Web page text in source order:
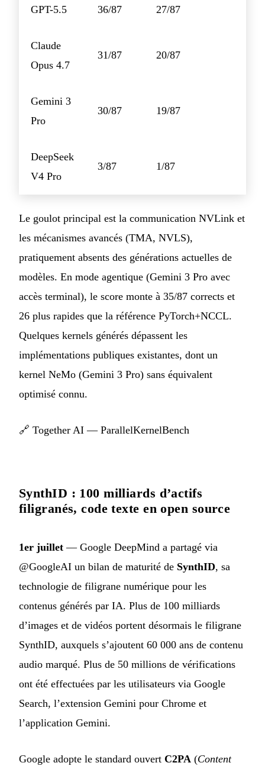
GPT-5.5 36/87 27/87
Claude
Opus 4.7
31/87 20/87
Gemini 3
Pro
30/87 19/87
DeepSeek
V4 Pro
3/87 1/87
Le goulot principal est la communication NVLink et
les mécanismes avancés (TMA, NVLS),
pratiquement absents des générations actuelles de
modèles. En mode agentique (Gemini 3 Pro avec
accès terminal), le score monte à 35/87 corrects et
26 plus rapides que la référence PyTorch+NCCL.
Quelques kernels générés dépassent les
implémentations publiques existantes, dont un
kernel NeMo (Gemini 3 Pro) sans équivalent
optimisé connu.
🔗 Together AI — ParallelKernelBench
SynthID : 100 milliards d’actifs
filigranés, code texte en open source
1er juillet — Google DeepMind a partagé via
@GoogleAI un bilan de maturité de SynthID, sa
technologie de filigrane numérique pour les
contenus générés par IA. Plus de 100 milliards
d’images et de vidéos portent désormais le filigrane
SynthID, auxquels s’ajoutent 60 000 ans de contenu
audio marqué. Plus de 50 millions de vérifications
ont été effectuées par les utilisateurs via Google
Search, l’extension Gemini pour Chrome et
l’application Gemini.
Google adopte le standard ouvert C2PA (Content